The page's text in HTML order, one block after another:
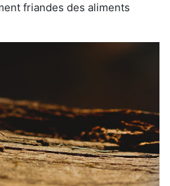
friandes des aliments